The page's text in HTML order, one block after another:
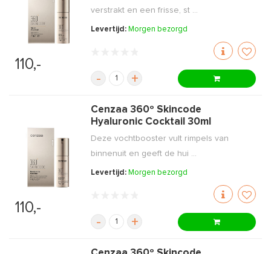
110,-
verstrakt en een frisse, st ...
Levertijd: Morgen bezorgd
- +
110,-
Cenzaa 360º Skincode
Hyaluronic Cocktail 30ml
Deze vochtbooster vult rimpels van
binnenuit en geeft de hui ...
Levertijd: Morgen bezorgd
- +